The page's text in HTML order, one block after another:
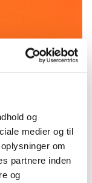
og
medier og til
om
partnere inden
og